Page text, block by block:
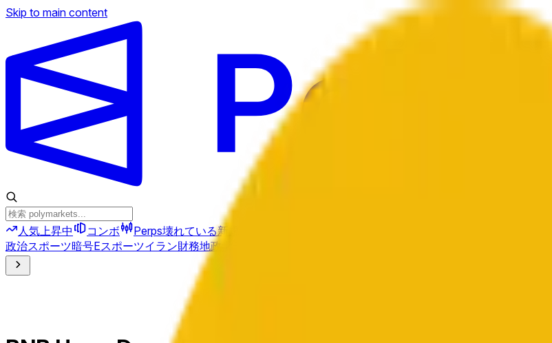
Skip to main content
人気上昇中 コンボ Perps壊れている新規
政治スポーツ暗号Eスポーツイラン財務地政学